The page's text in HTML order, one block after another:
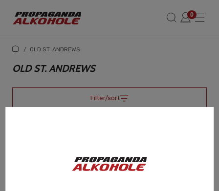
/ OLD ST. ANDREWS
OLD ST. ANDREWS
Filter/sort